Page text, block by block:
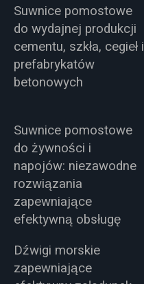
Suwnice pomostowe
do wydajnej produkcji
cementu, szkła, cegieł i
prefabrykatów
betonowych
Suwnice pomostowe
do żywności i
napojów: niezawodne
rozwiązania
zapewniające
efektywną obsługę
Dźwigi morskie
zapewniające